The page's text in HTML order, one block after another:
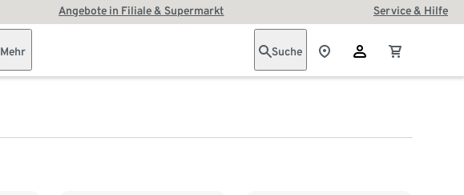
Angebote in Filiale & Supermarkt Service & Hilfe
Mehr Suche